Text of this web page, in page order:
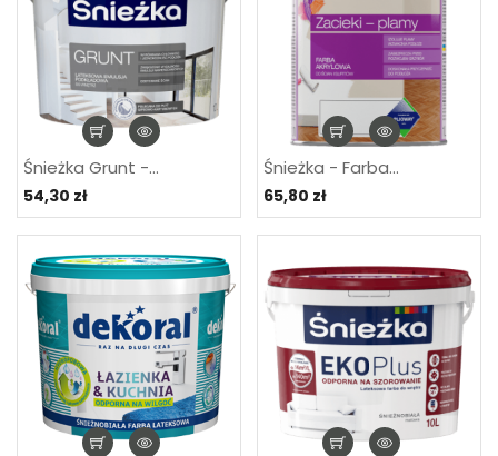
Śnieżka Grunt -...
54,30 zł
Śnieżka - Farba...
65,80 zł